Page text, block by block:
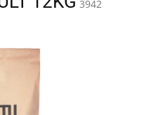
3942